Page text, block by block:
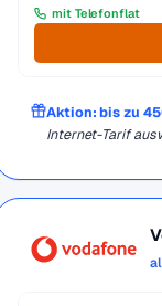
mit Telefonflat
Aktion: bis zu
Internet-Tarif